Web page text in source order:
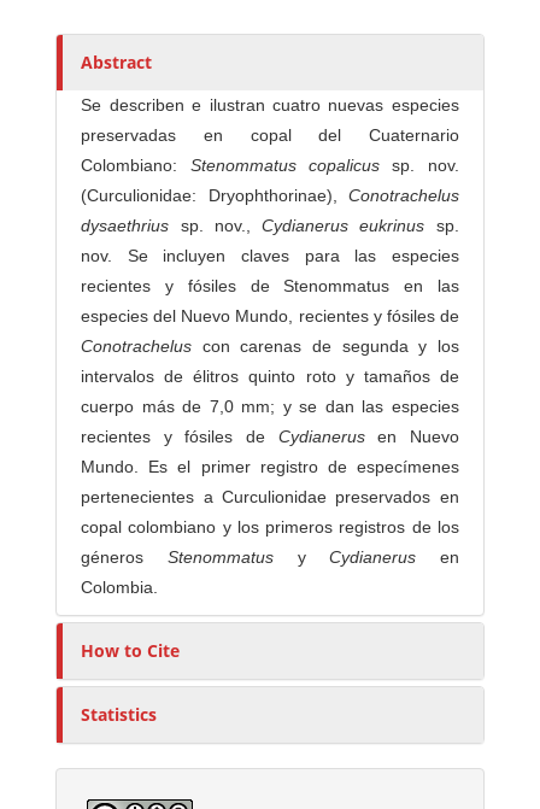
Abstract
Se describen e ilustran cuatro nuevas especies
preservadas en copal del Cuaternario
Colombiano: Stenommatus copalicussp. nov.
(Curculionidae: Dryophthorinae), Conotrachelus
dysaethrius sp. nov.,Cydianerus eukrinus sp.
nov. Se incluyen claves para las especies
recientes y fósiles de Stenommatus en las
especies del Nuevo Mundo, recientes y fósiles de
Conotrachelus con carenas de segunda y los
intervalos de élitros quinto roto y tamaños de
cuerpo más de 7,0 mm; y se dan las especies
recientes y fósiles de Cydianerusen Nuevo
Mundo. Es el primer registro de especímenes
pertenecientes a Curculionidae preservados en
copal colombiano y los primeros registros de los
géneros Stenommatus yCydianerus en
Colombia.
How to Cite
Statistics